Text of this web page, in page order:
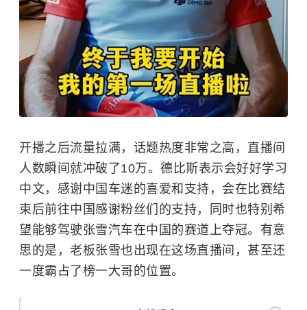
开播之后流量拉满，话题热度非常之高，直播间
人数瞬间就冲破了10万。德比斯表示会好好学习
中文，感谢中国车迷的喜爱和支持，会在比赛结
束后前往中国感谢粉丝们的支持，同时也特别希
望能够驾驶张雪汽车在中国的赛道上夺冠。有意
思的是，老板张雪也出现在这场直播间，甚至还
一度霸占了榜一大哥的位置。